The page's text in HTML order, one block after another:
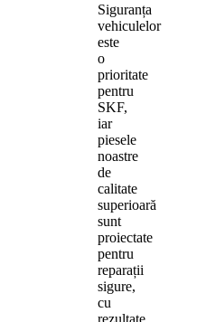
Siguranța
vehiculelor
este
o
prioritate
pentru
SKF,
iar
piesele
noastre
de
calitate
superioară
sunt
proiectate
pentru
reparații
sigure,
cu
rezultate